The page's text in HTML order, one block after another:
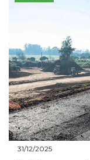
31/12/2025